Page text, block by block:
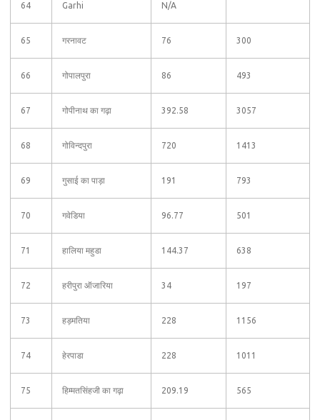
64 Garhi N/A
65 गरनावट 76 300
66 गोपालपुरा 86 493
67 गोपीनाथ का गढ़ा 392.58 3057
68 गोविन्दपुरा 720 1413
69 गुसाई का पाड़ा 191 793
70 गवेडिया 96.77 501
71 हालिया महुडा 144.37 638
72 हरीपुरा ऑजारिया 34 197
73 हड़मतिया 228 1156
74 हेरपाडा 228 1011
75 हिम्मतसिंहजी का गढ़ा 209.19 565